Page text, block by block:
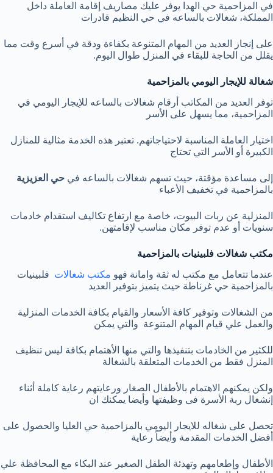
في المزاحمية حي الهدا يوفر عليك مصاريف إقامة العاملة داخل
المملكة، شغالات بالساعه في حي النظيم قادرات
على إنجاز العديد من المهام المتنوعة بكفاءة ودقة في أسرع وقت مما
يقلل من الحاجة للبقاء في المنزل طوال اليوم.
شغالة للإيجار اليومي بالمزاحمية
توفر العديد من المكاتب أرقام شغالات بالساعه للإيجار اليومي في
المزاحمية، مما يسهل على الأسر
اختيار العاملة المناسبة لاحتياجاتهم. تعتبر هذه الخدمة مثالية للمنازل
الكبيرة أو الأسر التي تحتاج
إلى مساعدة مؤقتة، حيث تسهم شغالات بالساعه في حي العزيزية
بالمزاحمية في تخفيف الأعباء
المنزلية عن ربات البيوت، خاصة مع ارتفاع تكاليف استقدام خادمات
سنويات أو عدم توفر مكان مناسب لإقامتهن.
مكتب شغالات فلبينيات بالمزاحمية
عندما تتعامل مع مكتب له ثقة وامانة فهو مكتب شغالات فلبينيات
بالمزاحمية حي غرناطة حيث يتميز بتوفير العديد
من الشغالات وتوفير كافة الأسعار والقيام بكافة الخدمات المنزلية
والعمل علي قيام المهام المتنوعة والتي يمكن
للكثير من الخادمات بتنفيذها والتي منها الأهتمام بكافة ليس تنظيف
المنزل فقط من الخدمات المتعلقة بالشغالة
ولكن يمكنهم الاهتمام بالأطفال الصغار ورعايتهم رعاية كاملة أثناء
إنشغال ربة الأسرة فى وظيفتها وأيضا يمكنك ان
تحصل على شغاله للايجار اليومي بالمزاحمية حي العليا والحصول على
أفضل الخدمات المقدمة وأيضاً رعاية
الأطفال وإطعامهم وتهدئة الطفل الصغير عند البكاء مع المحافظة علي